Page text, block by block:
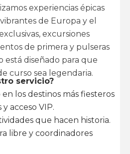
experiencias épicas
de Europa y el
excursiones
de primera y pulseras
está diseñado para que
curso sea legendaria.
servicio?
los destinos más fiesteros
y acceso VIP.
que hacen historia.
libre y coordinadores